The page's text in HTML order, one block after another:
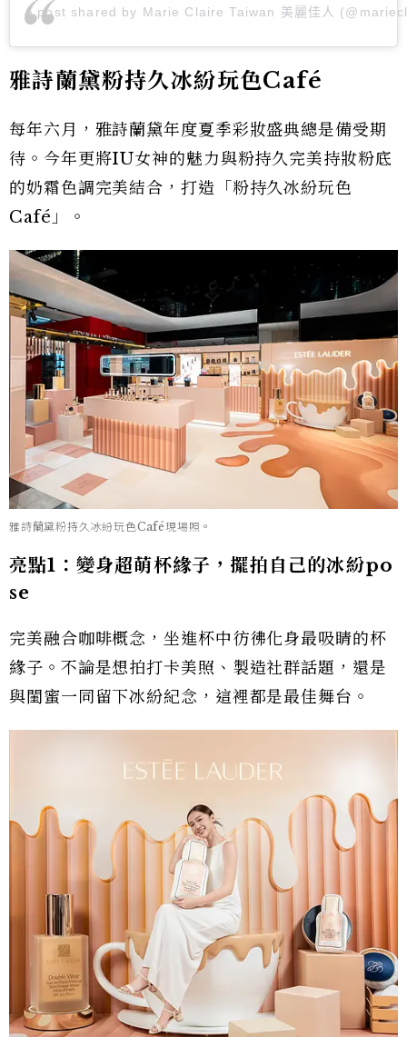
A post shared by Marie Claire Taiwan 美麗佳人
雅詩蘭黛粉持久冰紛玩色Café
每年六月，雅詩蘭黛年度夏季彩妝盛典總是備受期
待。今年更將IU女神的魅力與粉持久完美持妝粉底
的奶霜色調完美結合，打造「粉持久冰紛玩色
Café」。
雅詩蘭黛粉持久冰紛玩色Café現場照。
亮點1：變身超萌杯緣子，擺拍自己的冰紛po
se
完美融合咖啡概念，坐進杯中彷彿化身最吸睛的杯
緣子。不論是想拍打卡美照、製造社群話題，還是
與閨蜜一同留下冰紛紀念，這裡都是最佳舞台。